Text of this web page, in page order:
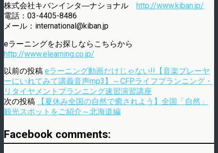
株式会社キバンインタ―ナショナル http://www.kiban.jp/
電話：03-4405-8486
メール：international@kiban.jp
eラーニングをお探しならこちらから
http://www.elearning.co.jp/
以前の投稿 eラーニング動画だけじゃない!!【音楽プレーヤ
ーにいれてみて講義音声mp3】～CFPライフプランニング・
リタイヤメントプランニング速習演習講座
次の投稿
【夏休み全国の自然で癒されよう】全国「自然」
観光スポットをご紹介～北海道編
Facebook comments: